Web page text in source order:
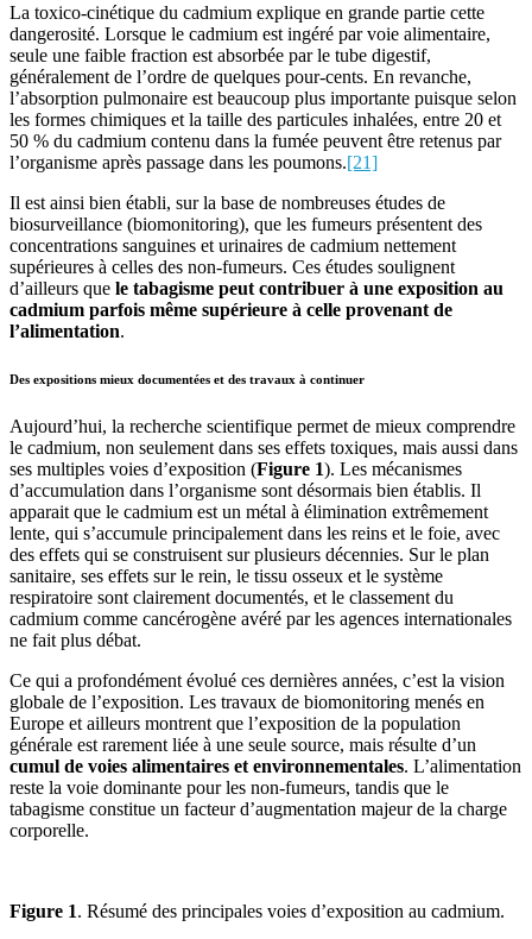
La toxico-cinétique du cadmium explique en grande partie cette
dangerosité. Lorsque le cadmium est ingéré par voie alimentaire,
seule une faible fraction est absorbée par le tube digestif,
généralement de l’ordre de quelques pour-cents. En revanche,
l’absorption pulmonaire est beaucoup plus importante puisque selon
les formes chimiques et la taille des particules inhalées, entre 20 et
50 % du cadmium contenu dans la fumée peuvent être retenus par
l’organisme après passage dans les poumons.[21]
Il est ainsi bien établi, sur la base de nombreuses études de
biosurveillance (biomonitoring), que les fumeurs présentent des
concentrations sanguines et urinaires de cadmium nettement
supérieures à celles des non-fumeurs. Ces études soulignent
d’ailleurs que le tabagisme peut contribuer à une exposition au
cadmium parfois même supérieure à celle provenant de
l’alimentation.
Des expositions mieux documentées et des travaux à continuer
Aujourd’hui, la recherche scientifique permet de mieux comprendre
le cadmium, non seulement dans ses effets toxiques, mais aussi dans
ses multiples voies d’exposition (Figure 1). Les mécanismes
d’accumulation dans l’organisme sont désormais bien établis. Il
apparait que le cadmium est un métal à élimination extrêmement
lente, qui s’accumule principalement dans les reins et le foie, avec
des effets qui se construisent sur plusieurs décennies. Sur le plan
sanitaire, ses effets sur le rein, le tissu osseux et le système
respiratoire sont clairement documentés, et le classement du
cadmium comme cancérogène avéré par les agences internationales
ne fait plus débat.
Ce qui a profondément évolué ces dernières années, c’est la vision
globale de l’exposition. Les travaux de biomonitoring menés en
Europe et ailleurs montrent que l’exposition de la population
générale est rarement liée à une seule source, mais résulte d’un
cumul de voies alimentaires et environnementales. L’alimentation
reste la voie dominante pour les non-fumeurs, tandis que le
tabagisme constitue un facteur d’augmentation majeur de la charge
corporelle.
Figure 1. Résumé des principales voies d’exposition au cadmium.